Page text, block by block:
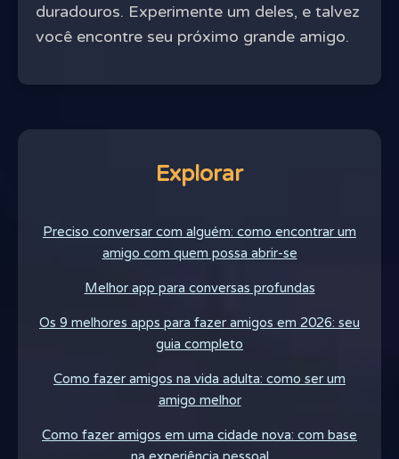
duradouros. Experimente um deles, e talvez
você encontre seu próximo grande amigo.
Explorar
Preciso conversar com alguém: como encontrar um
amigo com quem possa abrir-se
Melhor app para conversas profundas
Os 9 melhores apps para fazer amigos em 2026: seu
guia completo
Como fazer amigos na vida adulta: como ser um
amigo melhor
Como fazer amigos em uma cidade nova: com base